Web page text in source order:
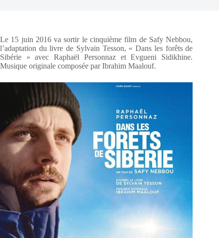
Le 15 juin 2016 va sortir le cinquième film de Safy Nebbou,
l’adaptation du livre de Sylvain Tesson, « Dans les forêts de
Sibérie » avec Raphaël Personnaz et Evgueni Sidikhine.
Musique originale composée par Ibrahim Maalouf.